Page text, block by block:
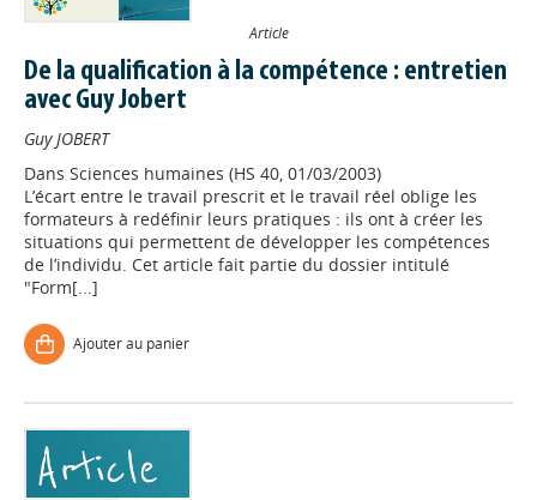
Article
De la qualification à la compétence : entretien
avec Guy Jobert
Guy JOBERT
Dans Sciences humaines (HS 40, 01/03/2003)
L’écart entre le travail prescrit et le travail réel oblige les
formateurs à redéfinir leurs pratiques : ils ont à créer les
situations qui permettent de développer les compétences
de l’individu. Cet article fait partie du dossier intitulé
"Form[...]
Ajouter au panier